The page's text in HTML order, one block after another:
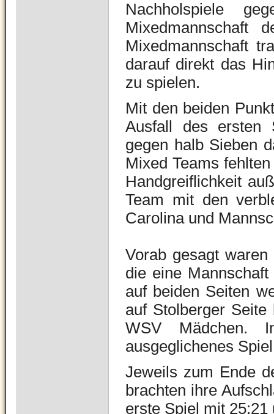
Nachholspiele
Mixedmannschaft
Mixedmannschaft
darauf direkt das
zu spielen.
Mit den beiden
Ausfall des ersten
gegen halb Sieben
Mixed Teams
Handgreiflichkeit
Team mit den
Carolina und
Vorab gesagt
die eine
auf beiden Seiten
auf Stolberger
WSV Mädchen.
ausgeglichenes
Jeweils zum Ende
brachten ihre
erste Spiel mit 25:21